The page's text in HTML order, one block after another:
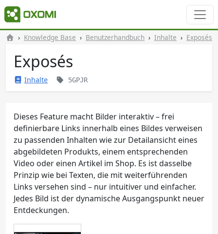
Knowledge Base Benutzerhandbuch Inhalte Exposés
Exposés
Inhalte 5GPJR
Dieses Feature macht Bilder interaktiv – frei
definierbare Links innerhalb eines Bildes verweisen
zu passenden Inhalten wie zur Detailansicht eines
abgebildeten Produkts, einem entsprechenden
Video oder einen Artikel im Shop. Es ist dasselbe
Prinzip wie bei Texten, die mit weiterführenden
Links versehen sind – nur intuitiver und einfacher.
Jedes Bild ist der dynamische Ausgangspunkt neuer
Entdeckungen.